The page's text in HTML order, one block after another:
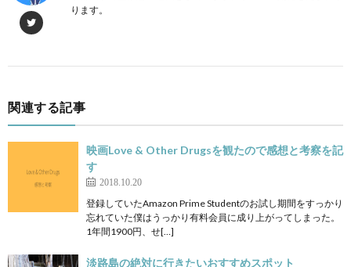
ります。
関連する記事
映画Love & Other Drugsを観たので感想と考察を記
す
2018.10.20
登録していたAmazon Prime Studentのお試し期間をすっかり
忘れていた僕はうっかり有料会員に成り上がってしまった。
1年間1900円、せ[…]
淡路島の絶対に行きたいおすすめスポット